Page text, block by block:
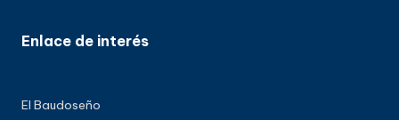
Enlace de interés
El Baudoseño